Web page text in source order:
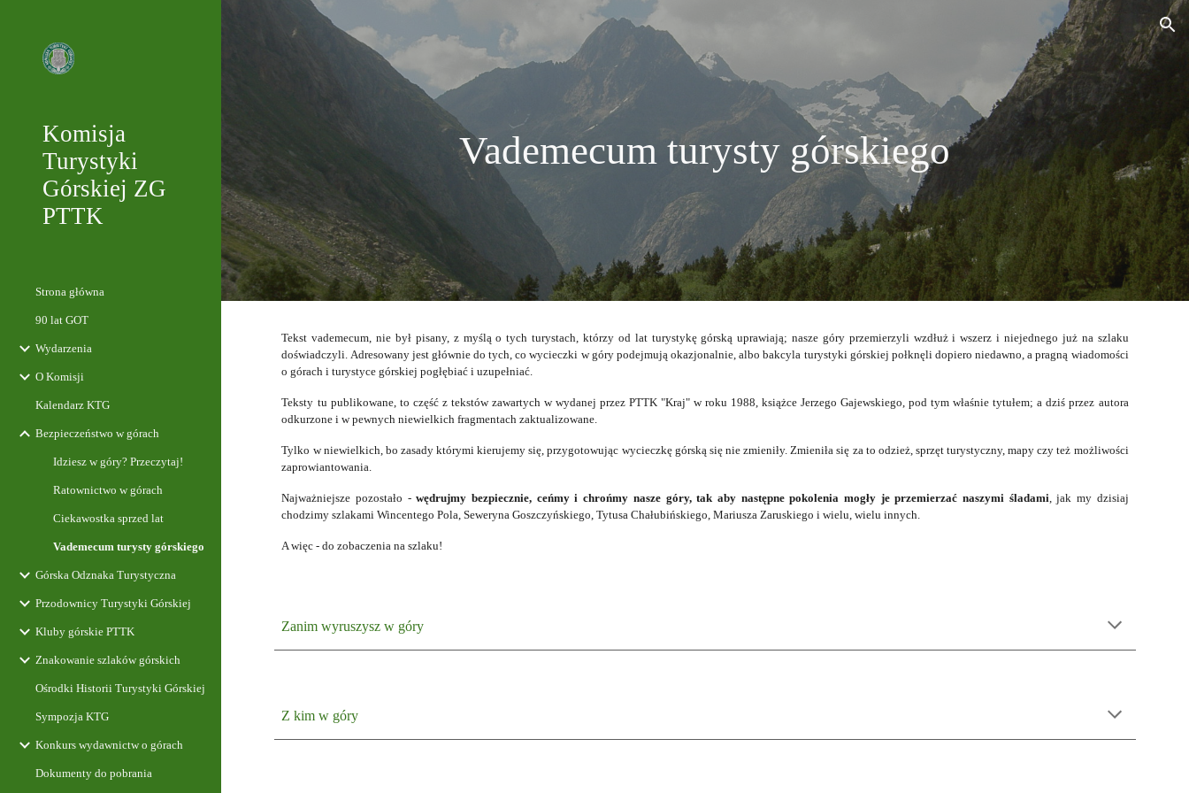
Skip to main content
Komisja
Turystyki
Górskiej ZG
PTTK
Strona główna
90 lat GOT
Wydarzenia
O Komisji
Kalendarz KTG
Bezpieczeństwo w górach
Idziesz w góry? Przeczytaj!
Ratownictwo w górach
Ciekawostka sprzed lat
Vademecum turysty górskiego
Górska Odznaka Turystyczna
Przodownicy Turystyki Górskiej
Kluby górskie PTTK
Znakowanie szlaków górskich
Ośrodki Historii Turystyki Górskiej
Sympozja KTG
Konkurs wydawnictw o górach
Dokumenty do pobrania
Vademecum turysty górskiego
Tekst vademecum, nie był pisany, z myślą o tych turystach, którzy od lat turystykę górską uprawiają; nasze góry przemierzyli wzdłuż i wszerz i niejednego już na szlaku
doświadczyli. Adresowany jest głównie do tych, co wycieczki w góry podejmują okazjonalnie, albo bakcyla turystyki górskiej połknęli dopiero niedawno, a pragną wiadomości
o górach i turystyce górskiej pogłębiać i uzupełniać.
Teksty tu publikowane, to część z tekstów zawartych w wydanej przez PTTK "Kraj" w roku 1988, książce Jerzego Gajewskiego, pod tym właśnie tytułem; a dziś przez autora
odkurzone i w pewnych niewielkich fragmentach zaktualizowane.
Tylko w niewielkich, bo zasady którymi kierujemy się, przygotowując wycieczkę górską się nie zmieniły. Zmieniła się za to odzież, sprzęt turystyczny, mapy czy też możliwości
zaprowiantowania.
Najważniejsze pozostało -wędrujmy bezpiecznie, ceńmy i chrońmy nasze góry, tak aby następne pokolenia mogły je przemierzać naszymi śladami, jak my dzisiaj
chodzimy szlakami Wincentego Pola, Seweryna Goszczyńskiego, Tytusa Chałubińskiego, Mariusza Zaruskiego i wielu, wielu innych.
A więc - do zobaczenia na szlaku!
Zanim wyruszysz w góry
Z kim w góry